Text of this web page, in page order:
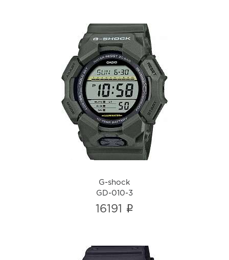
G-shock
GD-010-3
i
G-shock
GD-010-3
16191 i